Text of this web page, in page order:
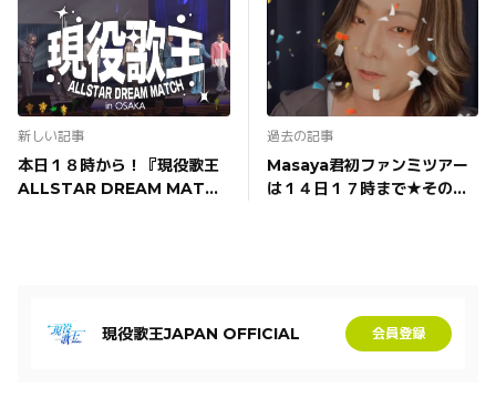
新しい記事
本日１８時から！『現役歌王
ALLSTAR DREAM MATCH
過去の記事
Masaya君初ファンミツアー
は１４日１７時まで★その前
現役歌王JAPAN OFFICIAL 会員登録